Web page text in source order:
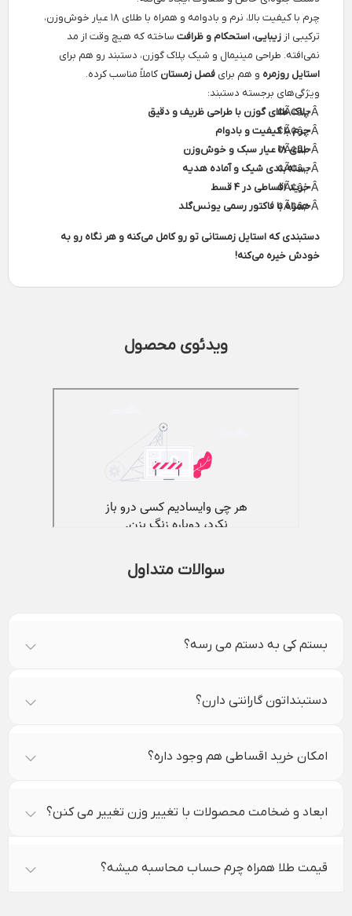
چرم با کیفیت بالا، نرم و بادوامه و همراه با طلای ۱۸ عیار خوش‌وزن،
ترکیبی از زیبایی، استحکام و ظرافت ساخته که هیچ وقت از مد
نمی‌افته. طراحی مینیمال و شیک پلاک گوزن، دستبند رو هم برای
استایل روزمره و هم برای فصل زمستان کاملاً مناسب کرده.
ویژگی‌های برجسته دستبند:
پلاک طلای گوزن با طراحی ظریف و دقیق
چرم با کیفیت و بادوام
طلای ۱۸ عیار سبک و خوش‌وزن
بسته‌بندی شیک و آماده هدیه
خرید اقساطی در ۴ قسط
همراه با فاکتور رسمی یونس‌گلد
دستبندی که استایل زمستانی تو رو کامل می‌کنه و هر نگاه رو به
خودش خیره می‌کنه!
ویدئوی محصول
سوالات متداول
بستم کی به دستم می رسه؟
دستبنداتون گارانتی دارن؟
امکان خرید اقساطی هم وجود داره؟
ابعاد و ضخامت محصولات با تغییر وزن تغییر می کنن؟
قیمت طلا همراه چرم حساب محاسبه میشه؟